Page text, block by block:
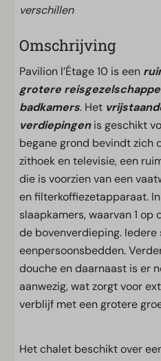
verschillen
Omschrijving
Pavilion l’Étage 10 is een
grotere
badkamers. Het
verdiepingenis geschikt
begane grond bevindt zich
zithoek en televisie, een
die is voorzien van een
en filterkoffiezetapparaat.
slaapkamers, waarvan 1
de bovenverdieping.
eenpersoonsbedden.
douche en daarnaast is er
aanwezig, wat zorgt voor
verblijf met een grotere
Het chalet beschikt over